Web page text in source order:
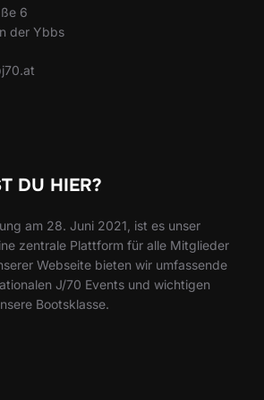
6
der Ybbs
DU HIER?
am 28. Juni 2021, ist es unser
zentrale Plattform für alle Mitglieder
Webseite bieten wir umfassende
J/70 Events und wichtigen
Bootsklasse.